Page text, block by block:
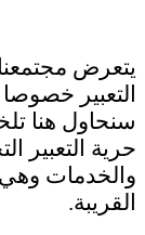
يتعرض
التعبير
سنحاول هنا
حرية التعبير
والخدمات
القريبة.